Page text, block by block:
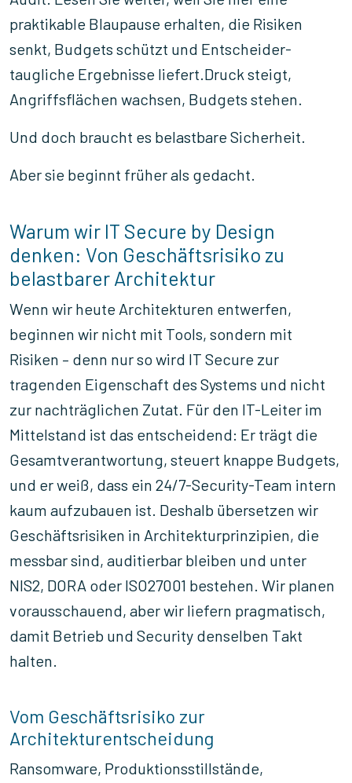
praktikable Blaupause erhalten, die Risiken
senkt, Budgets schützt und Entscheider-
taugliche Ergebnisse liefert.Druck steigt,
Angriffsflächen wachsen, Budgets stehen.
Und doch braucht es belastbare Sicherheit.
Aber sie beginnt früher als gedacht.
Warum wir IT Secure by Design
denken: Von Geschäftsrisiko zu
belastbarer Architektur
Wenn wir heute Architekturen entwerfen,
beginnen wir nicht mit Tools, sondern mit
Risiken – denn nur so wird IT Secure zur
tragenden Eigenschaft des Systems und nicht
zur nachträglichen Zutat. Für den IT-Leiter im
Mittelstand ist das entscheidend: Er trägt die
Gesamtverantwortung, steuert knappe Budgets,
und er weiß, dass ein 24/7-Security-Team intern
kaum aufzubauen ist. Deshalb übersetzen wir
Geschäftsrisiken in Architekturprinzipien, die
messbar sind, auditierbar bleiben und unter
NIS2, DORA oder ISO27001 bestehen. Wir planen
vorausschauend, aber wir liefern pragmatisch,
damit Betrieb und Security denselben Takt
halten.
Vom Geschäftsrisiko zur
Architekturentscheidung
Ransomware, Produktionsstillstände,